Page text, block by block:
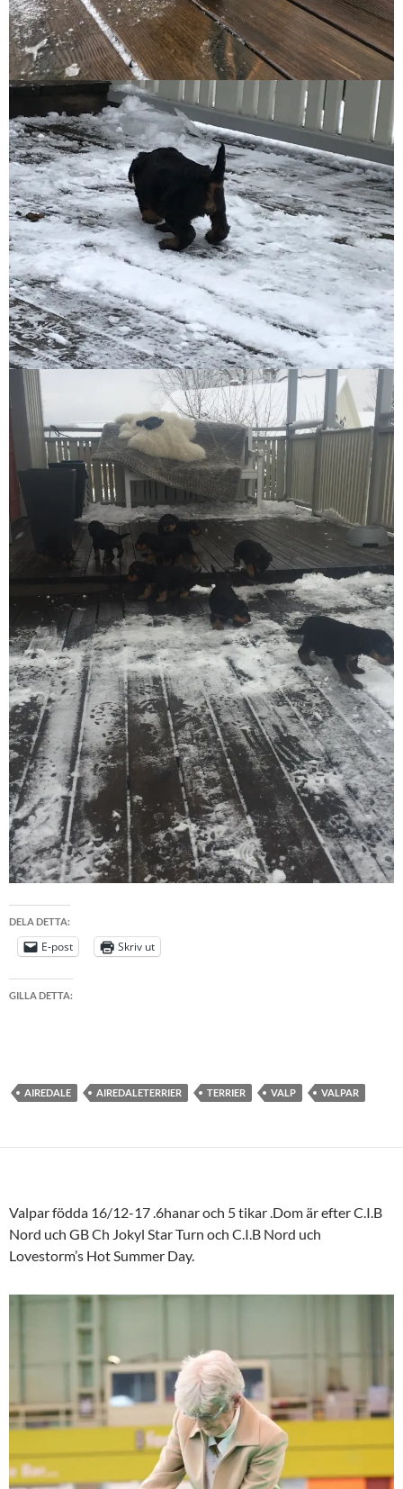
DELA DETTA:
E-post Skriv ut
GILLA DETTA:
AIREDALE AIREDALETERRIER TERRIER VALP VALPAR
Valpar födda 16/12-17 .6hanar och 5 tikar .Dom är efter C.I.B
Nord uch GB Ch Jokyl Star Turn och C.I.B Nord uch
Lovestorm’s Hot Summer Day.